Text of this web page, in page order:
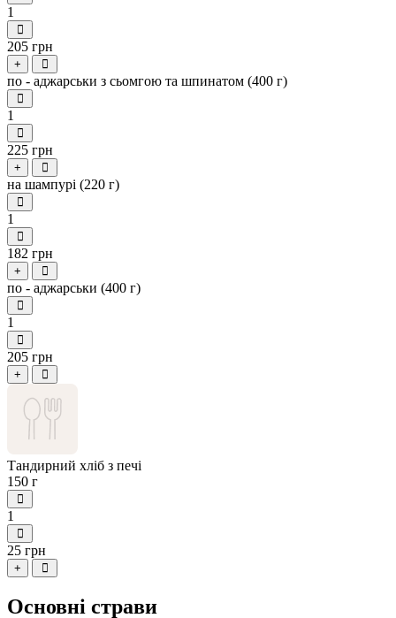
1
205 грн
+
по - аджарськи з сьомгою та шпинатом (400 г)
1
225 грн
+
на шампурі (220 г)
1
182 грн
+
по - аджарськи (400 г)
1
205 грн
+
Тандирний хліб з печі
150 г
1
25 грн
+
Основні страви